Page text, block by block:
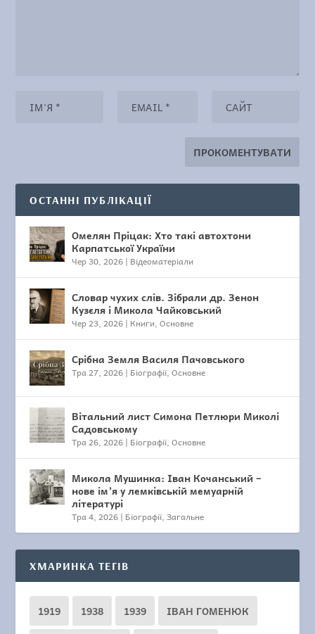
ОСТАННІ ПУБЛІКАЦІЇ
Омелян Пріцак: Хто такі автохтони
Карпатської України
Чер 30, 2026 | Відеоматеріали
Словар чухих слів. Зібрали др. Зенон
Кузєля і Микола Чайковський
Чер 23, 2026 | Книги,Основне
Срібна Земля Василя Пачовського
Тра 27, 2026 | Біографії,Основне
Вітальний лист Симона Петлюри Миколі
Садовському
Тра 26, 2026 | Біографії,Основне
Микола Мушинка: Іван Кочанський –
нове ім’я у лемківській мемуарній
літературі
Тра 4, 2026 | Біографії,Загальне
ХМАРИНКА ТЕГІВ
1919 1938 1939 ІВАН ГОМЕНЮК